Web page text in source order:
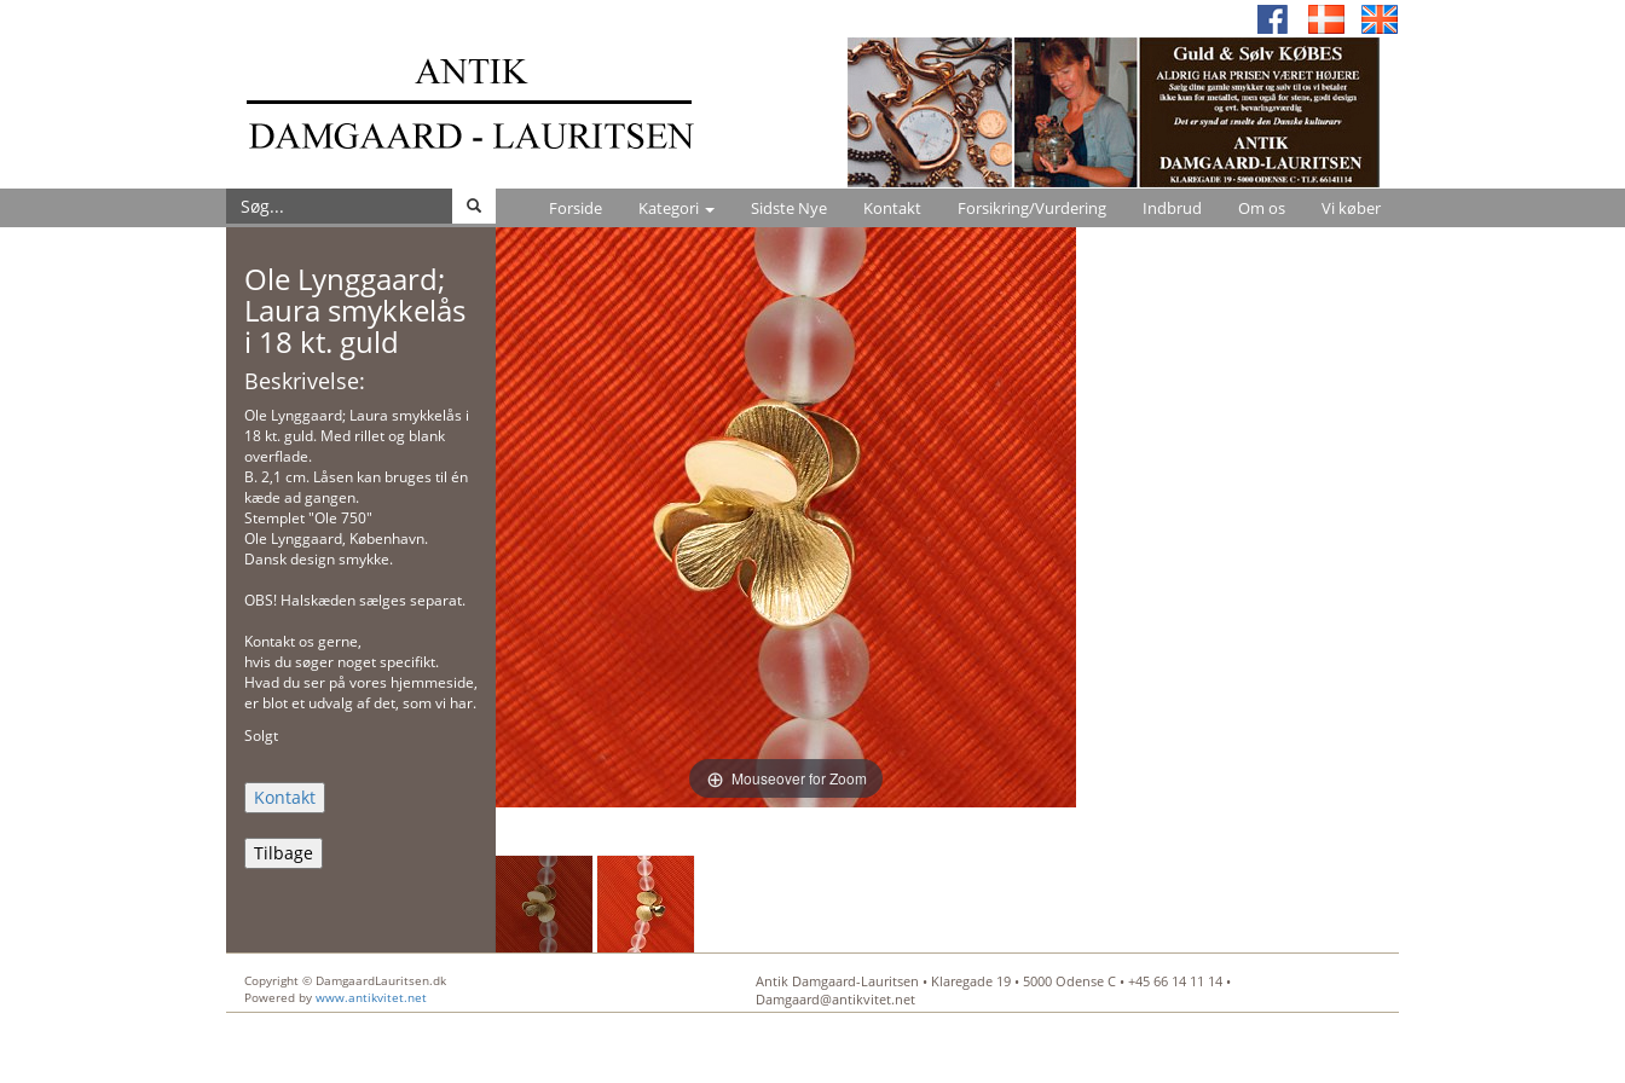
Forside Kategori Sidste Nye Kontakt Forsikring/Vurdering Indbrud Om os Vi køber
Ole Lynggaard;
Laura smykkelås
i 18 kt. guld
Beskrivelse:
Ole Lynggaard; Laura smykkelås i
18 kt. guld. Med rillet og blank
overflade.
B. 2,1 cm. Låsen kan bruges til én
kæde ad gangen.
Stemplet "Ole 750"
Ole Lynggaard, København.
Dansk design smykke.
OBS! Halskæden sælges separat.
Kontakt os gerne,
hvis du søger noget specifikt.
Hvad du ser på vores hjemmeside,
er blot et udvalg af det, som vi har.
Solgt
Tilbage
Mouseover for Zoom
Copyright © DamgaardLauritsen.dk
Powered by www.antikvitet.net
Antik Damgaard-Lauritsen • Klaregade 19 • 5000 Odense C • +45 66 14 11 14 •
Damgaard@antikvitet.net